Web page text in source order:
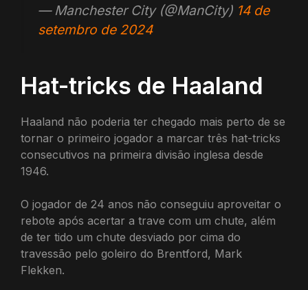
— Manchester City (@ManCity) 14 de
setembro de 2024
Hat-tricks de Haaland
Haaland não poderia ter chegado mais perto de se
tornar o primeiro jogador a marcar três hat-tricks
consecutivos na primeira divisão inglesa desde
1946.
O jogador de 24 anos não conseguiu aproveitar o
rebote após acertar a trave com um chute, além
de ter tido um chute desviado por cima do
travessão pelo goleiro do Brentford, Mark
Flekken.